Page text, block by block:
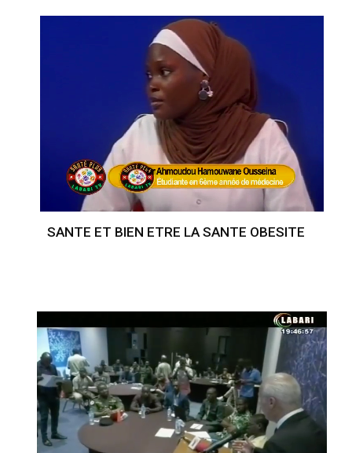
SANTE ET BIEN ETRE LA SANTE OBESITE